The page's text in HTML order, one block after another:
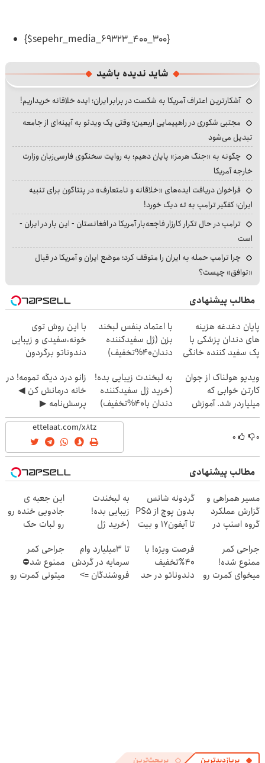
{$sepehr_media_69323_400_300}
شاید ندیده باشید
آشکارترین اعتراف آمریکا به شکست در برابر ایران؛ ایده خلاقانه خریداریم!
مجتبی شکوری در راهپیمایی اربعین؛ وقتی یک ویدئو به آیینه‌ای از جامعه
تبدیل می‌شود
چگونه به «جنگ هرمز» پایان دهیم؛ به روایت سخنگوی فارسی‌زبان وزارت
خارجه آمریکا
فراخوان دریافت ایده‌های «خلاقانه و نامتعارف» در پنتاگون برای تنبیه
ایران؛ کفگیر ترامپ به ته دیگ خورد!
ترامپ در حال تکرار کارزار فاجعه‌بار آمریکا در افغانستان - این بار در ایران -
است
چرا ترامپ حمله به ایران را متوقف کرد؛ موضع ایران و آمریکا در قبال
«توافق» چیست؟
مطالب پیشنهادی
پایان دغدغه هزینه
های دندان پزشکی با
پک سفید کننده خانگی
با اعتماد بنفس لبخند
بزن (ژل سفیدکننده
دندان40%تخفیف)
با این روش توی
خونه،سفیدی و زیبایی
دندوناتو برگردون
ویدیو هولناک از جوان
کارتن خوابی که
میلیاردر شد. آموزش
رایگان
به لبخندت زیبایی بده!
(خرید ژل سفیدکننده
دندان با40%تخفیف)
زانو درد دیگه تمومه! در
خانه درمانش کن ◀
پرسش‌نامه ▶
۰ ۰
مطالب پیشنهادی
مسیر همراهی و
گزارش عملکرد
گروه اسنپ در
گردونه شانس
بدون پوچ از PS5
تا آیفون17 و بیت
به لبخندت
زیبایی بده!
(خرید ژل
دندان
با40%تخفیف)
این جعبه ی
جادویی خنده رو
رو لبات حک
خرید40%تخفیف
جراحی کمر
ممنوع شده!
میخوای کمرت رو
فرصت ویژه! با
40٪تخفیف
دندوناتو در حد
تا 3میلیارد وام
سرمایه در گردش
فروشندگان =>
جراحی کمر
ممنوع شد⛔
میتونی کمرت رو
پربازدیدترین پربحث‌ترین